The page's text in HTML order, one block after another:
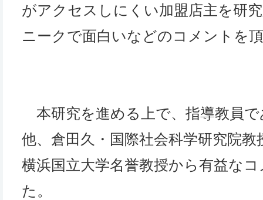
がアクセスしにくい加盟店主を研
ニークで面白いなどのコメントを
本研究を進める上で、指導教員で
他、倉田久・国際社会科学研究院
横浜国立大学名誉教授から有益な
た。